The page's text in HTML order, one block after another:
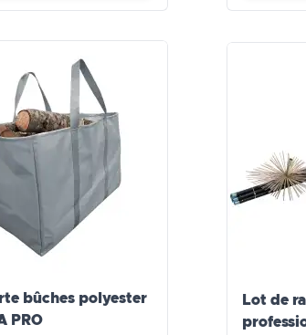
bûches polyester
PRO
Lot de